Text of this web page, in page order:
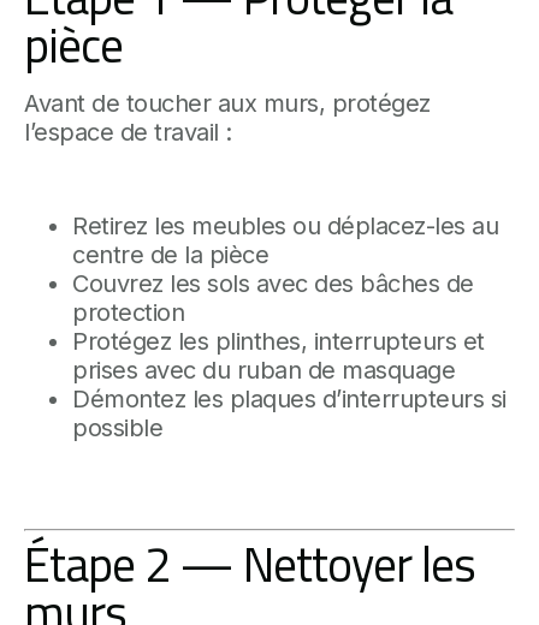
pièce
Avant de toucher aux murs, protégez
l’espace de travail :
Retirez les meubles ou déplacez-les au
centre de la pièce
Couvrez les sols avec des bâches de
protection
Protégez les plinthes, interrupteurs et
prises avec du ruban de masquage
Démontez les plaques d’interrupteurs si
possible
Étape 2 — Nettoyer les